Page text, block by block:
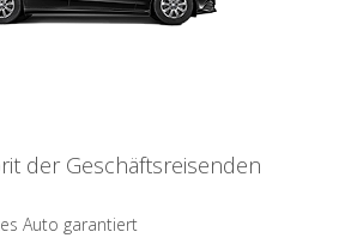
der Geschäftsreisenden
Auto garantiert